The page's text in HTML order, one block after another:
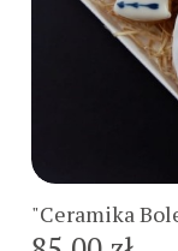
"Ceramika